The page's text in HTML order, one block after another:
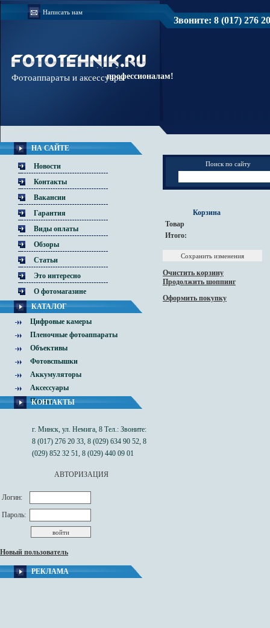
Написать нам
Звоните: 8 (017) 276
Доверяйте
профессионалам!
Фотоаппараты и аксессуары
НА САЙТЕ
Новости
Контакты
Вакансии
Гарантия
Виды оплаты
Обзоры
Статьи
Это интересно
О фотомагазине
КАТАЛОГ
Цифровые камеры
Пленочные фотоаппараты
Объективы
Фотовспышки
Аккумуляторы
Аксессуары
Чехлы
КОНТАКТЫ
г. Минск, ул. Немига, 8 Тел.: Звоните:
8 (017) 276 20 33, 8 (029) 634 90 52, 8
(029) 852 32 51, 8 (029) 440 09 01
АВТОРИЗАЦИЯ
Логин:
Пароль:
Новый пользователь
РЕКЛАМА
Поиск по сайту
Корзина
Товар
Итого:
Очистить корзину
Продолжить шоппинг
Оформить покупку